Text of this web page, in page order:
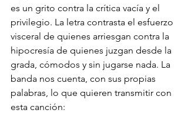
es un grito contra la crítica vacía y el
privilegio. La letra contrasta el esfuerzo
visceral de quienes arriesgan contra la
hipocresía de quienes juzgan desde la
grada, cómodos y sin jugarse nada. La
banda nos cuenta, con sus propias
palabras, lo que quieren transmitir con
esta canción: